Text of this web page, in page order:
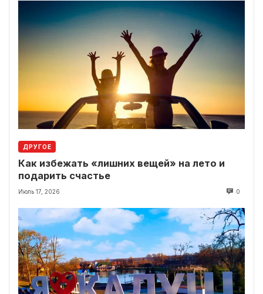
ДРУГОЕ
Как избежать «лишних вещей» на лето и
подарить счастье
Июль 17, 2026 0